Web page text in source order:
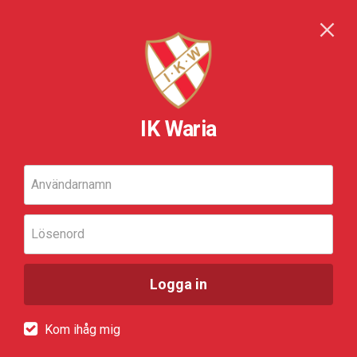
IK Waria
Användarnamn
Lösenord
Logga in
Kom ihåg mig